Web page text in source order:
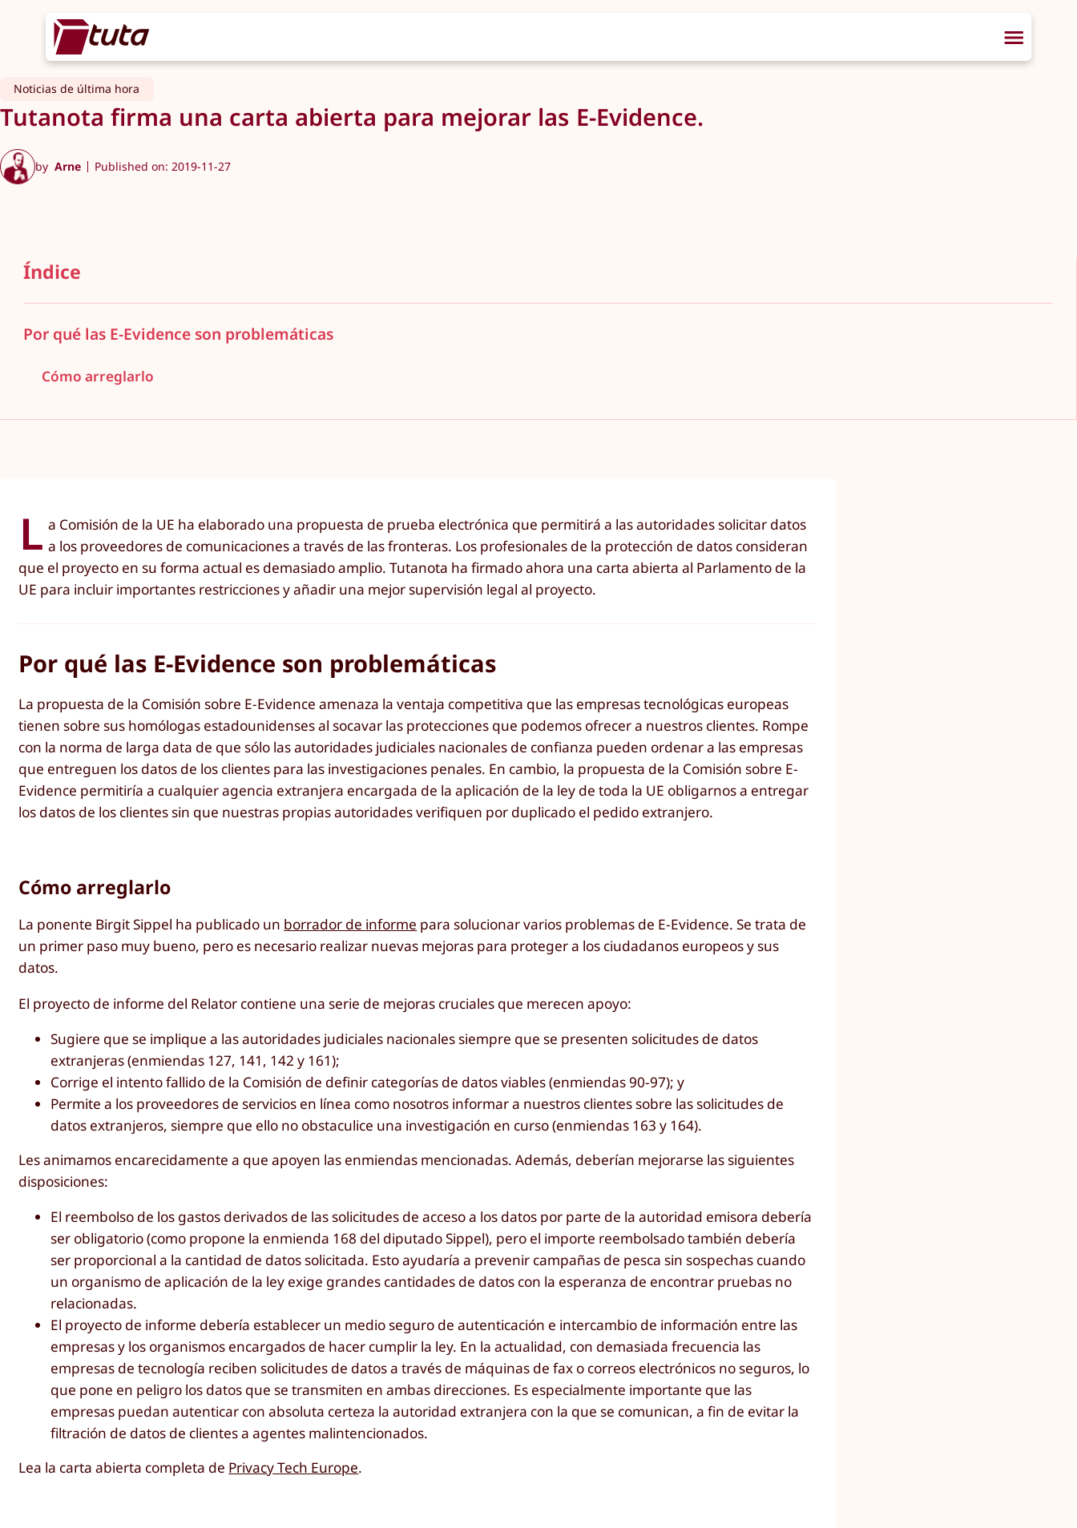
Noticias de última hora
Tutanota firma una carta abierta para mejorar las E-Evidence.
by Arne Published on: 2019-11-27
Índice
Por qué las E-Evidence son problemáticas
Cómo arreglarlo
L a Comisión de la UE ha elaborado una propuesta de prueba electrónica que permitirá a las autoridades solicitar datos
a los proveedores de comunicaciones a través de las fronteras. Los profesionales de la protección de datos consideran
que el proyecto en su forma actual es demasiado amplio. Tutanota ha firmado ahora una carta abierta al Parlamento de la
UE para incluir importantes restricciones y añadir una mejor supervisión legal al proyecto.
Por qué las E-Evidence son problemáticas
La propuesta de la Comisión sobre E-Evidence amenaza la ventaja competitiva que las empresas tecnológicas europeas
tienen sobre sus homólogas estadounidenses al socavar las protecciones que podemos ofrecer a nuestros clientes. Rompe
con la norma de larga data de que sólo las autoridades judiciales nacionales de confianza pueden ordenar a las empresas
que entreguen los datos de los clientes para las investigaciones penales. En cambio, la propuesta de la Comisión sobre E-
Evidence permitiría a cualquier agencia extranjera encargada de la aplicación de la ley de toda la UE obligarnos a entregar
los datos de los clientes sin que nuestras propias autoridades verifiquen por duplicado el pedido extranjero.
Cómo arreglarlo
La ponente Birgit Sippel ha publicado un borrador de informe para solucionar varios problemas de E-Evidence. Se trata de
un primer paso muy bueno, pero es necesario realizar nuevas mejoras para proteger a los ciudadanos europeos y sus
datos.
El proyecto de informe del Relator contiene una serie de mejoras cruciales que merecen apoyo:
Sugiere que se implique a las autoridades judiciales nacionales siempre que se presenten solicitudes de datos
extranjeras (enmiendas 127, 141, 142 y 161);
Corrige el intento fallido de la Comisión de definir categorías de datos viables (enmiendas 90-97); y
Permite a los proveedores de servicios en línea como nosotros informar a nuestros clientes sobre las solicitudes de
datos extranjeros, siempre que ello no obstaculice una investigación en curso (enmiendas 163 y 164).
Les animamos encarecidamente a que apoyen las enmiendas mencionadas. Además, deberían mejorarse las siguientes
disposiciones:
El reembolso de los gastos derivados de las solicitudes de acceso a los datos por parte de la autoridad emisora debería
ser obligatorio (como propone la enmienda 168 del diputado Sippel), pero el importe reembolsado también debería
ser proporcional a la cantidad de datos solicitada. Esto ayudaría a prevenir campañas de pesca sin sospechas cuando
un organismo de aplicación de la ley exige grandes cantidades de datos con la esperanza de encontrar pruebas no
relacionadas.
El proyecto de informe debería establecer un medio seguro de autenticación e intercambio de información entre las
empresas y los organismos encargados de hacer cumplir la ley. En la actualidad, con demasiada frecuencia las
empresas de tecnología reciben solicitudes de datos a través de máquinas de fax o correos electrónicos no seguros, lo
que pone en peligro los datos que se transmiten en ambas direcciones. Es especialmente importante que las
empresas puedan autenticar con absoluta certeza la autoridad extranjera con la que se comunican, a fin de evitar la
filtración de datos de clientes a agentes malintencionados.
Lea la carta abierta completa de Privacy Tech Europe.